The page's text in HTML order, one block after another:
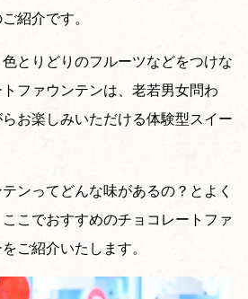
紹介です。
とりどりのフルーツなどをつけな
ファウンテンは、老若男女問わ
お楽しみいただける体験型スイー
ンってどんな味があるの？とよく
こでおすすめのチョコレートファ
ご紹介いたします。